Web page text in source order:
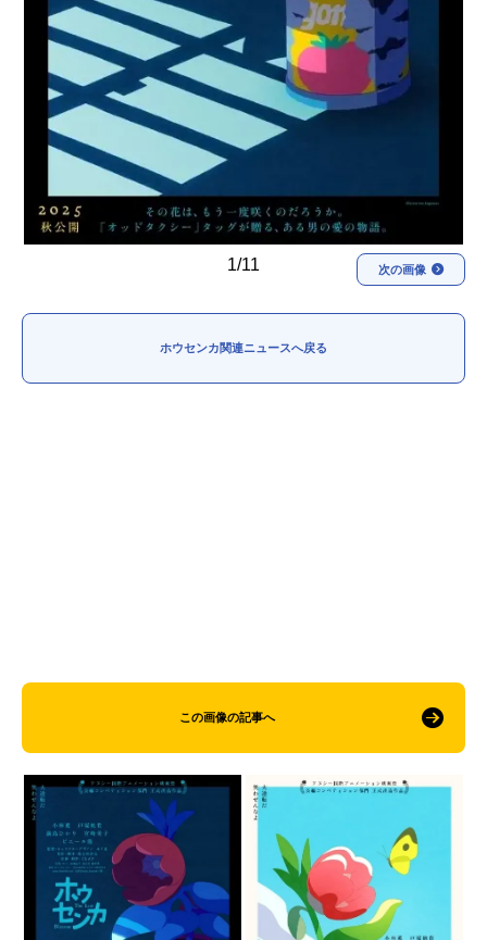
1/11 次の画像
ホウセンカ関連ニュースへ戻る
この画像の記事へ